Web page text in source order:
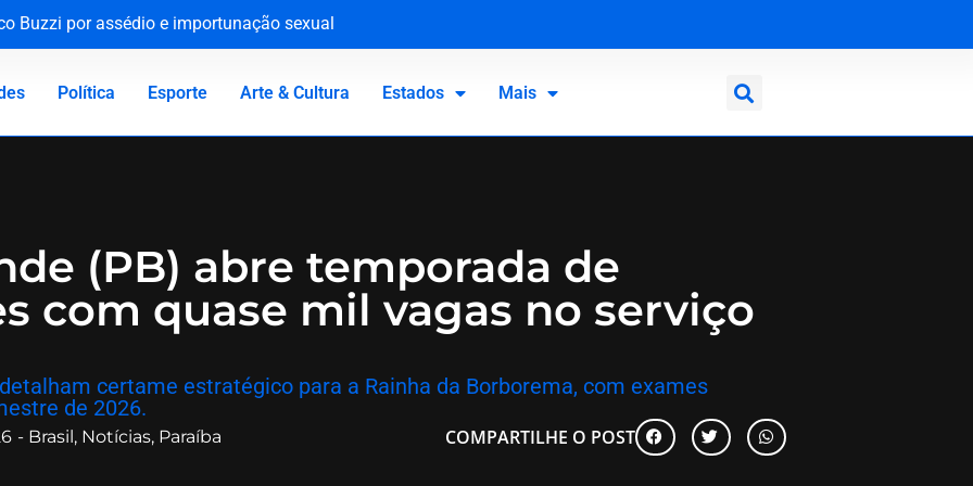
Buzzi por assédio e importunação sexual
diante do abuso escolar
bebê é medida de segurança e não gera dano moral
e reforça compromisso com a defesa da saúde pública
Política Esporte Arte & Cultura Estados Mais
(PB) abre temporada de
com quase mil vagas no serviço
certame estratégico para a Rainha da Borborema, com exames
de 2026.
- Brasil, Notícias, Paraíba COMPARTILHE O POST